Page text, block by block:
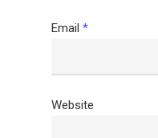
Email *
Website